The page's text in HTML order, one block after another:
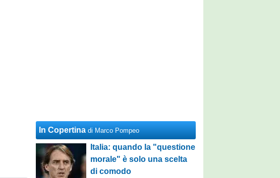
In Copertina di Marco Pompeo
Italia: quando la "questione
morale" è solo una scelta
di comodo